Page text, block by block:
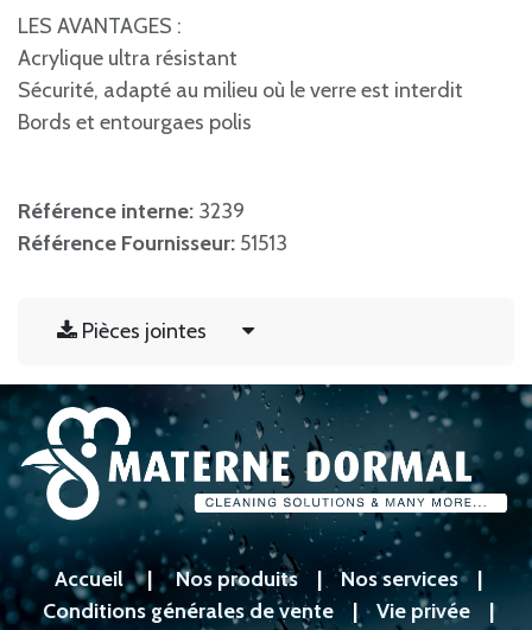
LES AVANTAGES :
Acrylique ultra résistant
Sécurité, adapté au milieu où le verre est interdit
Bords et entourgaes polis
Référence interne: 3239
Référence Fournisseur: 51513
Pièces jointes
Accueil|Nos produits|Nos services|
Conditions générales de vente | Vie privée |